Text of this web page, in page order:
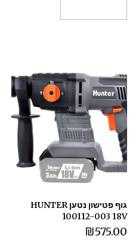
גוף פטישון נטען HUNTER
100112-003 18V
₪575.00